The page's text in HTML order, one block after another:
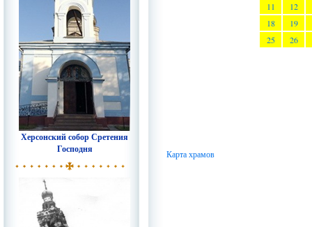
Херсонский собор Сретения
Господня
11
12
18
19
25
26
Карта храмов